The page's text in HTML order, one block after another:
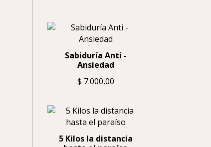
Sabiduría Anti -
Ansiedad
$ 7.000,00
5 Kilos la distancia